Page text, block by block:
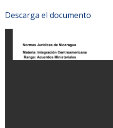
Descarga el documento